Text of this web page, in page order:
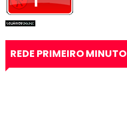
REDE PRIMEIRO MINUTO